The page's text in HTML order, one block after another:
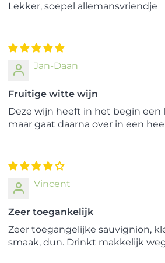
Lekker, soepel allemansvriendje
Jan-Daan
Fruitige witte wijn
Deze wijn heeft in het begin een
maar gaat daarna over in een
Vincent
Zeer toegankelijk
Zeer toegangelijke sauvignion,
smaak, dun. Drinkt makkelijk